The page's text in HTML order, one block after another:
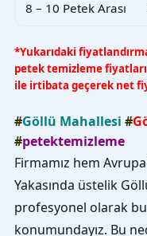
8 – 10 Petek Arası
*Yukarıdaki
petek temizleme
ile irtibata geçerek net
#Göllü Mahallesi #
#petektemizleme
Firmamız hem
Yakasında üstelik
profesyonel olarak
konumundayız. Bu